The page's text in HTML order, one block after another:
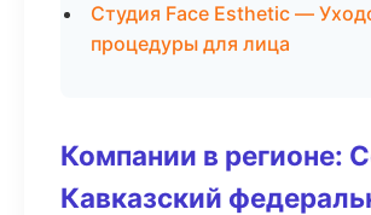
Студия Face Esthetic —
процедуры для лица
Компании в регионе:
Кавказский